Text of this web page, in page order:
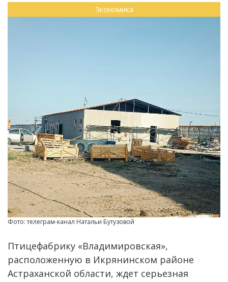
Экономика
Фото: телеграм-канал Натальи Бутузовой
Птицефабрику «Владимировская»,
расположенную в Икрянинском районе
Астраханской области, ждет серьезная